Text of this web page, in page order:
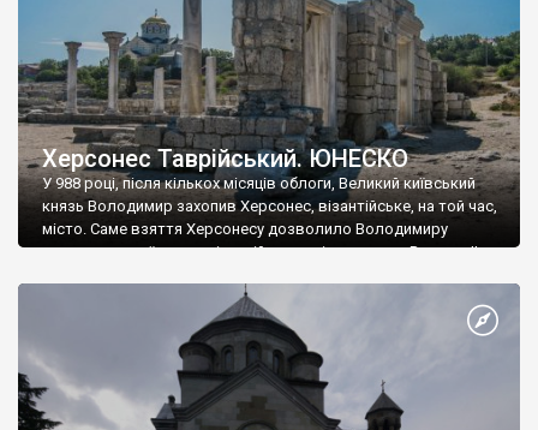
Херсонес Таврійський. ЮНЕСКО
У 988 році, після кількох місяців облоги, Великий київський
князь Володимир захопив Херсонес, візантійське, на той час,
місто. Саме взяття Херсонесу дозволило Володимиру
диктувати свої умови візантійському імператору Василю ІІ, та
Херсонесі Володимир-язичник, став Василем-християнином.
А потім було Хрещення Русі. На честь Херсонесу Таврійського